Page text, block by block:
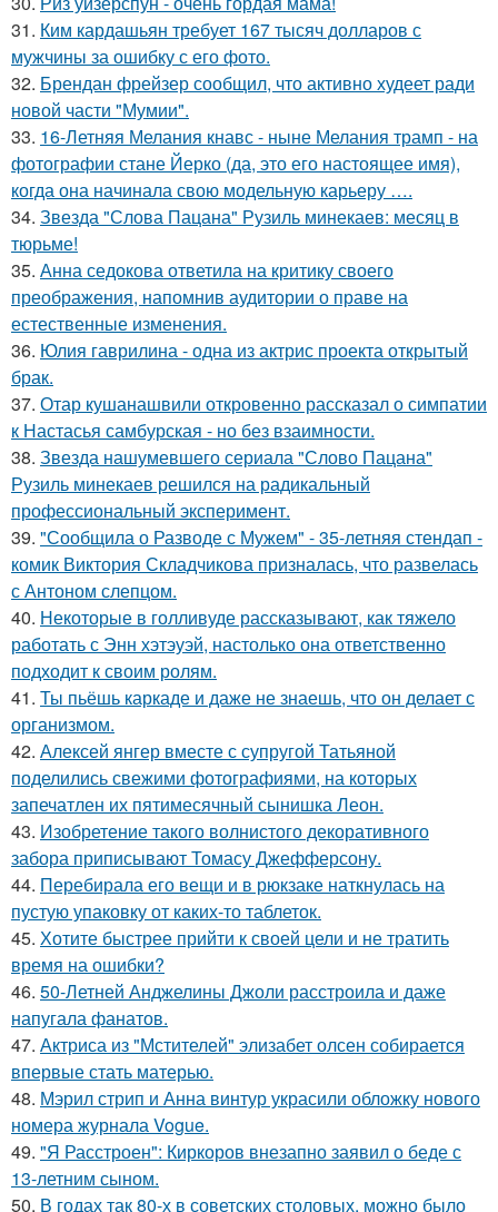
31. Ким кардашьян требует 167 тысяч долларов с
мужчины за ошибку с его фото.
32. Брендан фрейзер сообщил, что активно худеет ради
новой части "Мумии".
33. 16-Летняя Мелания кнавс - ныне Мелания трамп - на
фотографии стане Йерко (да, это его настоящее имя),
когда она начинала свою модельную карьеру ….
34. Звезда "Слова Пацана" Рузиль минекаев: месяц в
тюрьме!
35. Анна седокова ответила на критику своего
преображения, напомнив аудитории о праве на
естественные изменения.
36. Юлия гаврилина - одна из актрис проекта открытый
брак.
37. Отар кушанашвили откровенно рассказал о симпатии
к Настасья самбурская - но без взаимности.
38. Звезда нашумевшего сериала "Слово Пацана"
Рузиль минекаев решился на радикальный
профессиональный эксперимент.
39. "Сообщила о Разводе с Мужем" - 35-летняя стендап -
комик Виктория Складчикова призналась, что развелась
с Антоном слепцом.
40. Некоторые в голливуде рассказывают, как тяжело
работать с Энн хэтэуэй, настолько она ответственно
подходит к своим ролям.
41. Ты пьёшь каркаде и даже не знаешь, что он делает с
организмом.
42. Алексей янгер вместе с супругой Татьяной
поделились свежими фотографиями, на которых
запечатлен их пятимесячный сынишка Леон.
43. Изобретение такого волнистого декоративного
забора приписывают Томасу Джефферсону.
44. Перебирала его вещи и в рюкзаке наткнулась на
пустую упаковку от каких-то таблеток.
45. Хотите быстрее прийти к своей цели и не тратить
время на ошибки?
46. 50-Летней Анджелины Джоли расстроила и даже
напугала фанатов.
47. Актриса из "Мстителей" элизабет олсен собирается
впервые стать матерью.
48. Мэрил стрип и Анна винтур украсили обложку нового
номера журнала Vogue.
49. "Я Расстроен": Киркоров внезапно заявил о беде с
13-летним сыном.
50. В годах так 80-х в советских столовых, можно было